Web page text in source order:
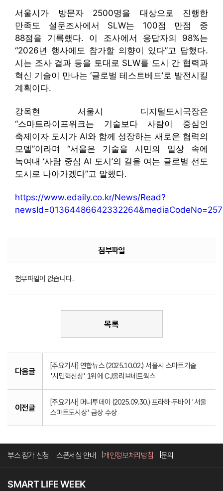
서울시가 방문자 2500명을 대상으로 진행한
만족도 설문조사에서 SLW는 100점 만점 중
88점을 기록했다. 이 조사에서 응답자의 98%는
“2026년 행사에도 참가할 의향이 있다”고 답했다.
시는 조사 결과 등을 토대로 SLW를 도시 간 협력과
혁신 기술이 만나는 ‘글로벌 테스트베드’로 발전시킬
계획이다.
강옥현 서울시 디지털도시국장은
“스마트라이프위크는 기술보다 사람이 중심인
축제이자 도시가 AI와 함께 성장하는 새로운 협력의
모델”이라며 “서울은 기술을 시민의 일상 속에
녹여내 ‘사람 중심 AI 도시’의 길을 여는 글로벌 선도
도시로 나아가겠다”고 말했다.
https://www.edaily.co.kr/News/Read?
newsId=01364486642332264&mediaCodeNo=257
첨부파일
첨부파일이 없습니다.
목록
다음글
[주요기사] 연합뉴스 (2025.10.02.) 서울시 스마트기술
'시민혁신상' 1위에 CJ올리브네트웍스
이전글
[주요기사] 머니투데이 (2025.09.30.) 프라하·두바이 '서울
스마트도시상' 금상 수상
부스 참가 신청 스폰서십 안내 개인정보처리방침 문의